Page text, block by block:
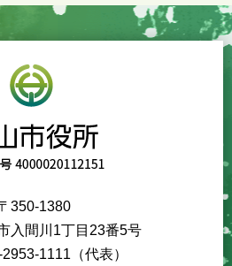
350-1380
入間川1丁目23番5号
1111（代表）